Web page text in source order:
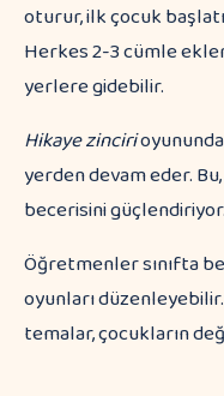
oturur, ilk çocuk
Herkes 2-3 cümle
yerlere gidebilir.
Hikaye zinciri
yerden devam eder.
becerisini güçlendiriyor.
Öğretmenler sınıfta
oyunları düzenleyebilir.
temalar, çocukların